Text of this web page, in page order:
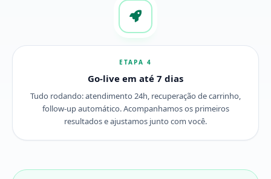
ETAPA 4
Go-live em até 7 dias
Tudo rodando: atendimento 24h, recuperação de carrinho,
follow-up automático. Acompanhamos os primeiros
resultados e ajustamos junto com você.